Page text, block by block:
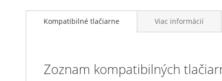
Kompatibilné tlačiarne
Zoznam kompatibilných
Viac informácií